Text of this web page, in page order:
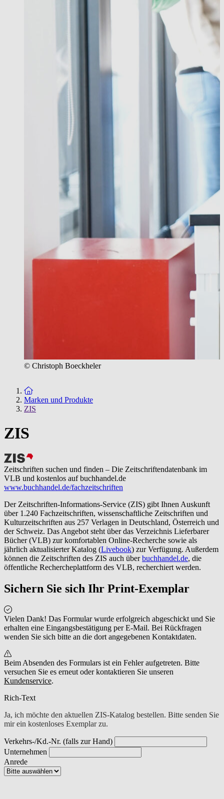
© Christoph Boeckheler
Zur Startseite
Marken und Produkte
ZIS
ZIS
Zeitschriften suchen und finden – Die Zeitschriftendatenbank im
VLB und kostenlos auf buchhandel.de
www.buchhandel.de/fachzeitschriften
Der Zeitschriften-Informations-Service (ZIS) gibt Ihnen Auskunft
über 1.240 Fachzeitschriften, wissenschaftliche Zeitschriften und
Kulturzeitschriften aus 257 Verlagen in Deutschland, Österreich und
der Schweiz. Das Angebot steht über das Verzeichnis Lieferbarer
Bücher (VLB) zur komfortablen Online-Recherche sowie als
jährlich aktualisierter Katalog (Livebook) zur Verfügung. Außerdem
können die Zeitschriften des ZIS auch überbuchhandel.de, die
öffentliche Rechercheplattform des VLB, recherchiert werden.
Sichern Sie sich Ihr Print-Exemplar
Vielen Dank! Das Formular wurde erfolgreich abgeschickt und Sie
erhalten eine Eingangsbestätigung per E-Mail. Bei Rückfragen
wenden Sie sich bitte an die dort angegebenen Kontaktdaten.
Beim Absenden des Formulars ist ein Fehler aufgetreten. Bitte
versuchen Sie es erneut oder kontaktieren Sie unseren
Kundenservice.
Rich-Text
Ja, ich möchte den aktuellen ZIS-Katalog bestellen. Bitte senden Sie
mir ein kostenloses Exemplar zu.
Verkehrs-/Kd.-Nr. (falls zur Hand)
Unternehmen
Anrede